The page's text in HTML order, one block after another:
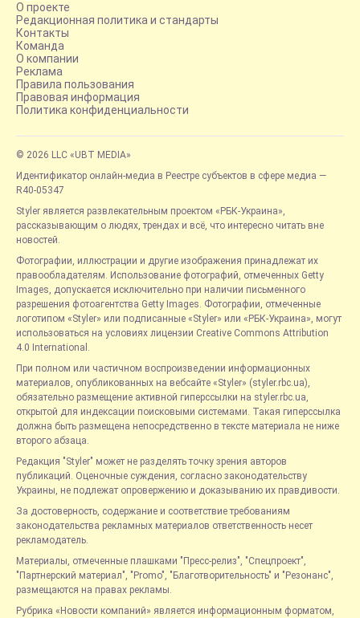
О проекте
Редакционная политика и стандарты
Контакты
Команда
О компании
Реклама
Правила пользования
Правовая информация
Политика конфиденциальности
© 2026 LLC «UBT MEDIA»
Идентификатор онлайн-медиа в Реестре субъектов в сфере медиа —
R40-05347
Styler является развлекательным проектом «РБК-Украина»,
рассказывающим о людях, трендах и всё, что интересно читать вне
новостей.
Фотографии, иллюстрации и другие изображения принадлежат их
правообладателям. Использование фотографий, отмеченных Getty
Images, допускается исключительно при наличии письменного
разрешения фотоагентства Getty Images. Фотографии, отмеченные
логотипом «Styler» или подписанные «Styler» или «РБК-Украина», могут
использоваться на условиях лицензии Creative Commons Attribution
4.0 International.
При полном или частичном воспроизведении информационных
материалов, опубликованных на вебсайте «Styler» (styler.rbc.ua),
обязательно размещение активной гиперссылки на styler.rbc.ua,
открытой для индексации поисковыми системами. Такая гиперссылка
должна быть размещена непосредственно в тексте материала не ниже
второго абзаца.
Редакция "Styler" может не разделять точку зрения авторов
публикаций. Оценочные суждения, согласно законодательству
Украины, не подлежат опровержению и доказыванию их правдивости.
За достоверность, содержание и соответствие требованиям
законодательства рекламных материалов ответственность несет
рекламодатель.
Материалы, отмеченные плашками "Пресс-релиз", "Спецпроект",
"Партнерский материал", "Promo", "Благотворительность" и "Резонанс",
размещаются на правах рекламы.
Рубрика «Новости компаний» является информационным форматом,